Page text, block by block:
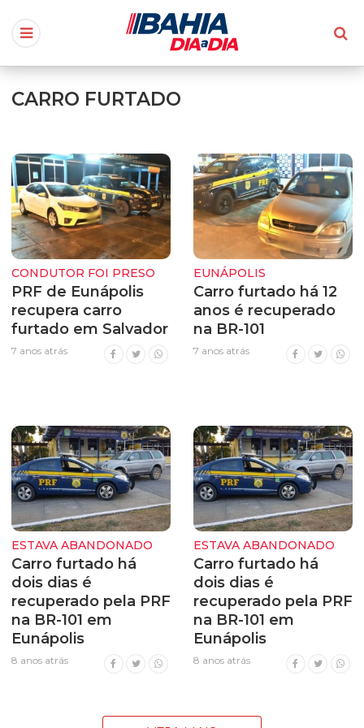
CARRO FURTADO
CONDUTOR FOI PRESO
PRF de Eunápolis
recupera carro
furtado em Salvador
7 anos atrás
EUNÁPOLIS
Carro furtado há 12
anos é recuperado
na BR-101
7 anos atrás
ESTAVA ABANDONADO
Carro furtado há
dois dias é
recuperado pela PRF
na BR-101 em
Eunápolis
8 anos atrás
ESTAVA ABANDONADO
Carro furtado há
dois dias é
recuperado pela PRF
na BR-101 em
Eunápolis
8 anos atrás